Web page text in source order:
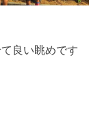
良い眺めです